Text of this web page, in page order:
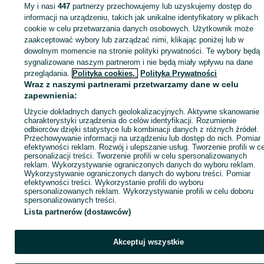
KATEGORIA
ID:980187601 Wyświetlenia:
My i nasi447 partnerzy przechowujemy lub uzyskujemy dostęp do
informacji na urządzeniu, takich jak unikalne identyfikatory w plikach
cookie w celu przetwarzania danych osobowych. Użytkownik może
zaakceptować wybory lub zarządzać nimi, klikając poniżej lub w
dowolnym momencie na stronie polityki prywatności. Te wybory będą
sygnalizowane naszym partnerom i nie będą miały wpływu na dane
przeglądania. Polityka cookies, Polityka Prywatności
Wraz z naszymi partnerami przetwarzamy dane w celu
zapewnienia:
Użycie dokładnych danych geolokalizacyjnych. Aktywne skanowanie
charakterystyki urządzenia do celów identyfikacji. Rozumienie
odbiorców dzięki statystyce lub kombinacji danych z różnych źródeł.
Przechowywanie informacji na urządzeniu lub dostęp do nich. Pomiar
efektywności reklam. Rozwój i ulepszanie usług. Tworzenie profili w
personalizacji treści. Tworzenie profili w celu spersonalizowanych
reklam. Wykorzystywanie ograniczonych danych do wyboru reklam.
Wykorzystywanie ograniczonych danych do wyboru treści. Pomiar
efektywności treści. Wykorzystanie profili do wyboru
spersonalizowanych reklam. Wykorzystywanie profili w celu doboru
spersonalizowanych treści.
Lista partnerów (dostawców)
Akceptuj wszystkie